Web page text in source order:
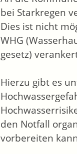
bei Starkregen
Dies ist nicht
WHG
gesetz)
Hierzu gibt es
den Notfall
vorbereiten